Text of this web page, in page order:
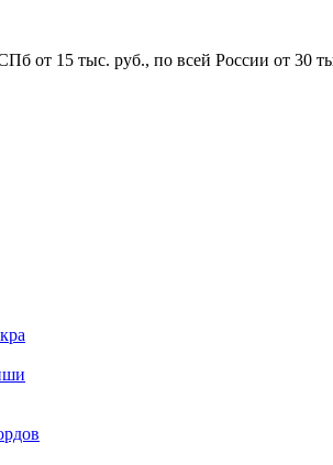
от 15 тыс. руб., по всей России от 30